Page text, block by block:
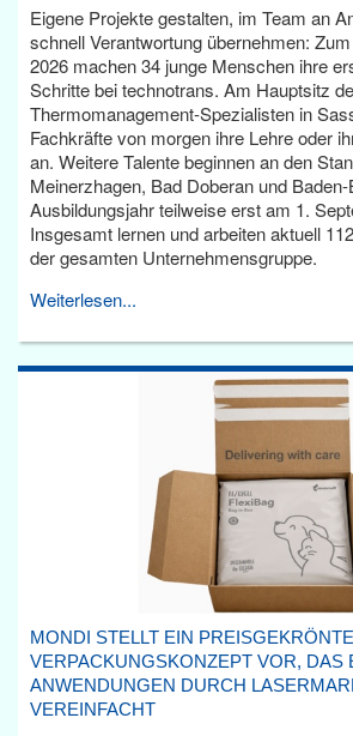
Eigene Projekte gestalten, im Team an
schnell Verantwortung übernehmen:
2026 machen 34 junge Menschen ihre
Schritte bei technotrans. Am Hauptsitz
Thermomanagement-Spezialisten in
Fachkräfte von morgen ihre Lehre oder
an. Weitere Talente beginnen an den
Meinerzhagen, Bad Doberan und
Ausbildungsjahr teilweise erst am 1.
Insgesamt lernen und arbeiten aktuell
der gesamten Unternehmensgruppe.
Weiterlesen...
MONDI STELLT EIN
VERPACKUNGSKONZEPT VOR, DAS
ANWENDUNGEN DURCH
VEREINFACHT